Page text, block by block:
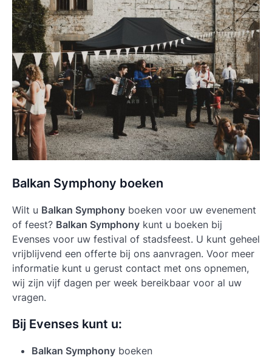
Balkan Symphony boeken
Wilt u Balkan Symphony boeken voor uw evenement
of feest? Balkan Symphony kunt u boeken bij
Evenses voor uw festival of stadsfeest. U kunt geheel
vrijblijvend een offerte bij ons aanvragen. Voor meer
informatie kunt u gerust contact met ons opnemen,
wij zijn vijf dagen per week bereikbaar voor al uw
vragen.
Bij Evenses kunt u:
Balkan Symphony boeken